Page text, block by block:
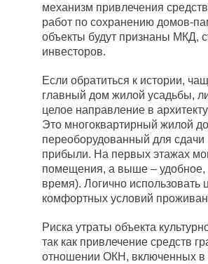
механизм привлечения
работ по сохранению домов-
объекты будут признаны МКД,
инвесторов.
Если обратиться к истории,
главный дом жилой усадьбы,
целое направление в
Это многоквартирный жилой
переоборудованный для
прибыли. На первых этажах
помещения, а выше – удобное,
время). Логично использовать
комфортных условий
Риска утраты объекта
так как привлечение средств
отношении ОКН, включенных в